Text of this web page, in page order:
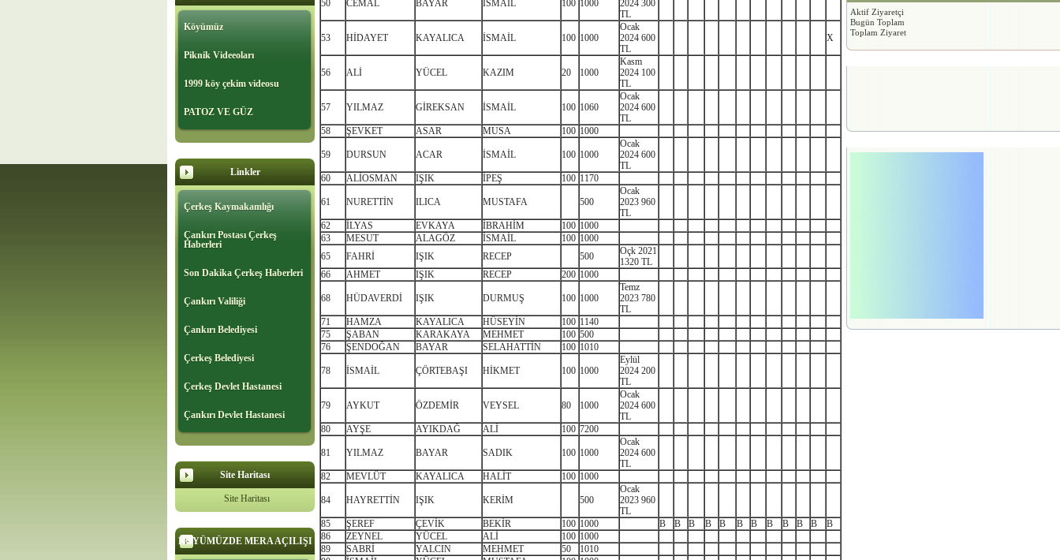
Köyümüz
Piknik Videeoları
1999 köy çekim videosu
PATOZ VE GÜZ
Linkler
Çerkeş Kaymakamlığı
Çankırı Postası Çerkeş
Haberleri
Son Dakika Çerkeş Haberleri
Çankırı Valiliği
Çankırı Belediyesi
Çerkeş Belediyesi
Çerkeş Devlet Hastanesi
Çankırı Devlet Hastanesi
Site Haritası
Site Haritası
KÖYÜMÜZDE MERA AÇILIŞI
50 CEMAL BAYAR İSMAİL 100 1000
2024 300
TL
53 HİDAYET KAYALICA İSMAİL 100 1000
Ocak
2024 600
TL
X
56 ALİ YÜCEL KAZIM 20 1000
Kasm
2024 100
TL
57 YILMAZ GİREKSAN İSMAİL 100 1060
Ocak
2024 600
TL
58
ŞEVKET ASAR MUSA 100 1000
59 DURSUN ACAR İSMAİL 100 1000
Ocak
2024 600
TL
60
ALİOSMAN IŞIK İPEŞ 100 1170
61 NURETTİN ILICA MUSTAFA 500
Ocak
2023 960
TL
62
İLYAS EVKAYA İBRAHİM 100 1000
63
MESUT ALAGÖZ İSMAİL 100 1000
65
FAHRİ IŞIK RECEP 500
Oçk 2021
1320 TL
66
AHMET IŞIK RECEP 200 1000
68 HÜDAVERDİ IŞIK DURMUŞ 100 1000
Temz
2023 780
TL
71
HAMZA KAYALICA HÜSEYİN 100 1140
75
ŞABAN KARAKAYA MEHMET 100 500
76
ŞENDOĞAN BAYAR SELAHATTİN 100 1010
78 İSMAİL ÇÖRTEBAŞI HİKMET 100 1000
Eylül
2024 200
TL
79 AYKUT ÖZDEMİR VEYSEL 80 1000
Ocak
2024 600
TL
80
AYŞE AYIKDAĞ ALİ 100 7200
81 YILMAZ BAYAR SADIK 100 1000
Ocak
2024 600
TL
82
MEVLÜT KAYALICA HALİT 100 1000
84 HAYRETTİN IŞIK KERİM 500
Ocak
2023 960
TL
85
ŞEREF ÇEVİK BEKİR 100 1000 B B B B B B B B B B B
B
86
ZEYNEL YÜCEL ALİ 100 1000
89
SABRİ YALCIN MEHMET 50
1010
Aktif Ziyaretçi
Bugün Toplam
Toplam Ziyaret